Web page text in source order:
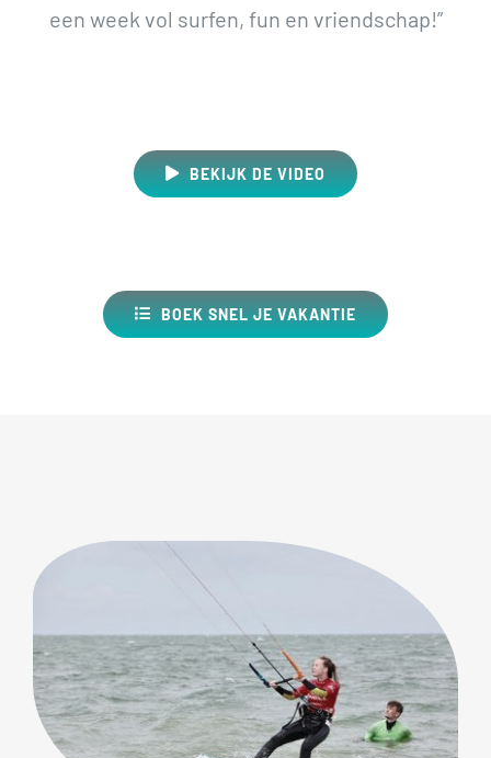
een week vol surfen, fun en vriendschap!”
BEKIJK DE VIDEO
BOEK SNEL JE VAKANTIE